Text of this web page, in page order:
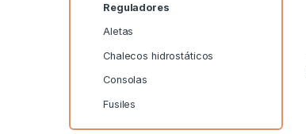
Reguladores
Aletas
Chalecos hidrostáticos
Consolas
Fusiles